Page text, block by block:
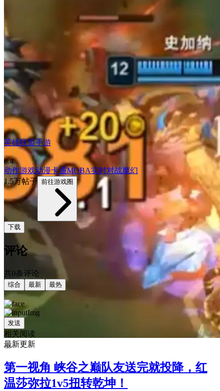
英雄联盟手游
8.4
动作游戏动漫卡通MOBA实时对战魔幻
1.5万帖子 前往游戏圈
下载
评论
共0条评论
综合 最新 最热
发送
相关阅读
最新更新
第一视角 峡谷之巅队友送完就投降，红
温莎弥拉1v5扭转乾坤！